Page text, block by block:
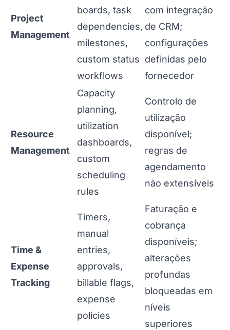
Project
Management
boards, task
dependencies,
milestones,
custom status
workflows
com integração
de CRM;
configurações
definidas pelo
fornecedor
Resource
Management
Capacity
planning,
utilization
dashboards,
custom
scheduling
rules
Controlo de
utilização
disponível;
regras de
agendamento
não extensíveis
Time &
Expense
Tracking
Timers,
manual
entries,
approvals,
billable flags,
expense
policies
Faturação e
cobrança
disponíveis;
alterações
profundas
bloqueadas em
níveis
superiores